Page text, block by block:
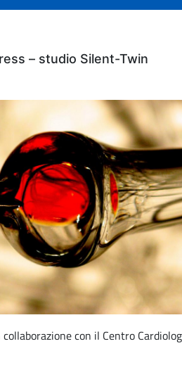
– studio Silent-Twin
con il Centro